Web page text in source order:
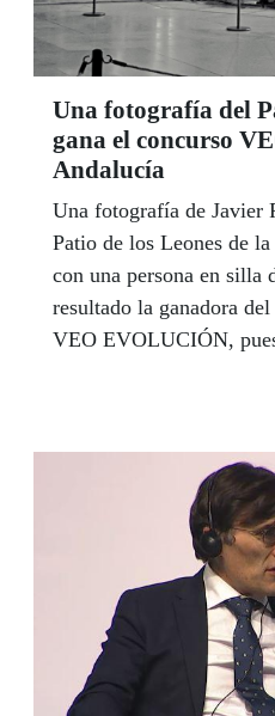
Una fotografía del
gana el concurso
Andalucía
Una fotografía de Javier
Patio de los Leones de
con una persona en silla
resultado la ganadora
VEO EVOLUCIÓN,